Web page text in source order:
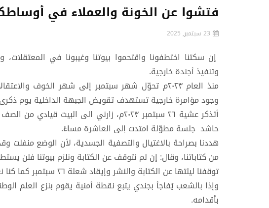
فتشوا عن الخونة والعملاء في
23 سبتمبر, 2025
إن سكتنا اختطفونا واقتحموا بيوتنا وغيبونا في المعتقلات،
وتنفيذ أجندة خارجية.
منذ العام ٢٠٢٣م تحوّل شهر سبتمبر إلى شهر الخوف
وجود مؤامرة خارجية تستهدف تقويض الجبهة الداخلية يوم ذكرى عيد
أتذكر عشية ٢٦ سبتمبر ٢٠٢٣م، زارني الى
حاشد جلسة مطوّلة امتدت إلى العاشرة مساءً.
هددنا بصراحة بالاغتيال والتصفية الجسدية، لأن الوضع
من كتاباتنا، وقال: إن لم نتوقف عن الكتابة ونلزم بيوتنا فلن
توقفنا ليلتها عن الكتابة والنشر وإيقاد شعلة ٢٦ سبتمبر كما كنا نعتزم احتفالًا بالذكرى.
وإذا بالشعب يُفاجأ بجندي يتبع نقطة أمنية يقوم بنزع العلم
بأقدامه.